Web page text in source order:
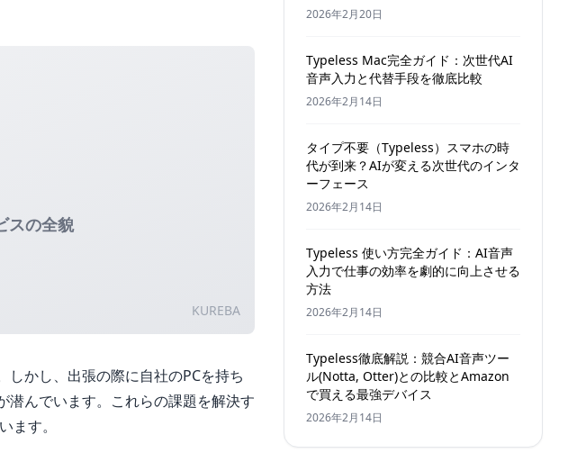
スの全貌
KUREBA
かし、出張の際に自社のPCを持ち
潜んでいます。これらの課題を解決す
ます。
2026年2月20日
Typeless Mac完全ガイド：次世代AI
音声入力と代替手段を徹底比較
2026年2月14日
タイプ不要（Typeless）スマホの時
代が到来？AIが変える次世代のインタ
ーフェース
2026年2月14日
Typeless 使い方完全ガイド：AI音声
入力で仕事の効率を劇的に向上させる
方法
2026年2月14日
Typeless徹底解説：競合AI音声ツー
ル(Notta, Otter)との比較とAmazon
で買える最強デバイス
2026年2月14日